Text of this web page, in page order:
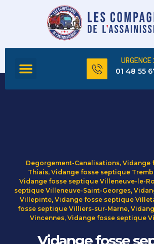
01 48 55
Degorgement-Canalisations, Vidange
Thiais, Vidange fosse septique
Vidange fosse septique Villeneuve-le-
septique Villeneuve-Saint-Georges,
Villepinte, Vidange fosse septique
fosse septique Villiers-sur-Marne,
Vincennes, Vidange fosse septique
Vidange fosse